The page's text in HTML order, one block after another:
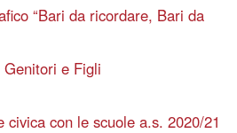
“Bari da ricordare, Bari da
e Figli
civica con le scuole a.s. 2020/21